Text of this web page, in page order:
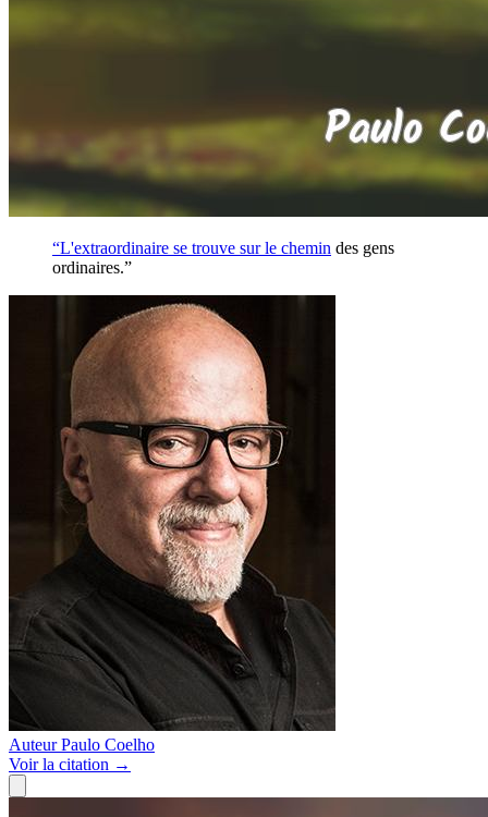
“L'extraordinaire se trouve sur le chemin des gens
ordinaires.”
Auteur Paulo Coelho
Voirla citation →